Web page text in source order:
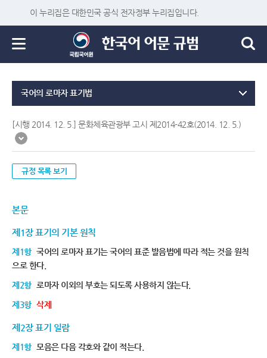
이 누리집은 대한민국 공식 전자정부 누리집입니다.
국어의 로마자 표기법
[시행 2014. 12. 5.] 문화체육관광부 고시 제2014-42호(2014. 12. 5.)
규정 목록 보기
본문
제1장 표기의 기본 원칙
제1항 국어의 로마자 표기는 국어의 표준 발음법에 따라 적는 것을 원칙
으로 한다.
제2항 로마자 이외의 부호는 되도록 사용하지 않는다.
제3항 삭제
제2장 표기 일람
제1항 모음은 다음 각호와 같이 적는다.